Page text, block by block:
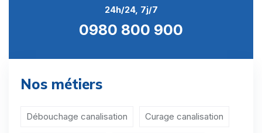
Débouchage WC Auvers-sur-Oise
Débouchage WC Banthelu
Débouchage WC Beauchamp
24h/24, 7j/7
0980 800 900
Nos métiers
Débouchage canalisation Curage canalisation